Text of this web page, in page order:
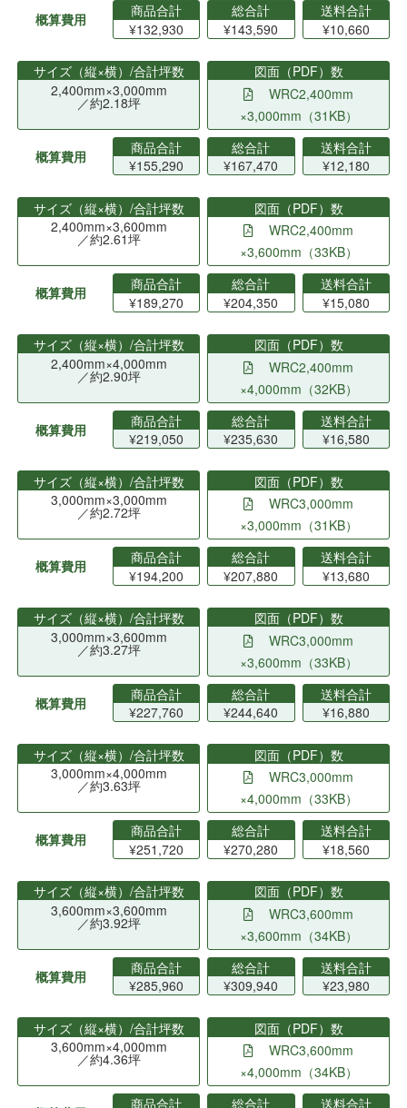
概算費用
商品合計
¥132,930
総合計
¥143,590
送料合計
¥10,660
サイズ（縦×横）/合計坪数
2,400mm×3,000mm
／約2.18坪
図面（PDF）数
WRC2,400mm
×3,000mm（31KB）
概算費用
商品合計
¥155,290
総合計
¥167,470
送料合計
¥12,180
サイズ（縦×横）/合計坪数
2,400mm×3,600mm
／約2.61坪
図面（PDF）数
WRC2,400mm
×3,600mm（33KB）
概算費用
商品合計
¥189,270
総合計
¥204,350
送料合計
¥15,080
サイズ（縦×横）/合計坪数
2,400mm×4,000mm
／約2.90坪
図面（PDF）数
WRC2,400mm
×4,000mm（32KB）
概算費用
商品合計
¥219,050
総合計
¥235,630
送料合計
¥16,580
サイズ（縦×横）/合計坪数
3,000mm×3,000mm
／約2.72坪
図面（PDF）数
WRC3,000mm
×3,000mm（31KB）
概算費用
商品合計
¥194,200
総合計
¥207,880
送料合計
¥13,680
サイズ（縦×横）/合計坪数
3,000mm×3,600mm
／約3.27坪
図面（PDF）数
WRC3,000mm
×3,600mm（33KB）
概算費用
商品合計
¥227,760
総合計
¥244,640
送料合計
¥16,880
サイズ（縦×横）/合計坪数
3,000mm×4,000mm
／約3.63坪
図面（PDF）数
WRC3,000mm
×4,000mm（33KB）
概算費用
商品合計
¥251,720
総合計
¥270,280
送料合計
¥18,560
サイズ（縦×横）/合計坪数
3,600mm×3,600mm
／約3.92坪
図面（PDF）数
WRC3,600mm
×3,600mm（34KB）
概算費用
商品合計
¥285,960
総合計
¥309,940
送料合計
¥23,980
サイズ（縦×横）/合計坪数
3,600mm×4,000mm
／約4.36坪
図面（PDF）数
WRC3,600mm
×4,000mm（34KB）
商品合計
総合計
送料合計